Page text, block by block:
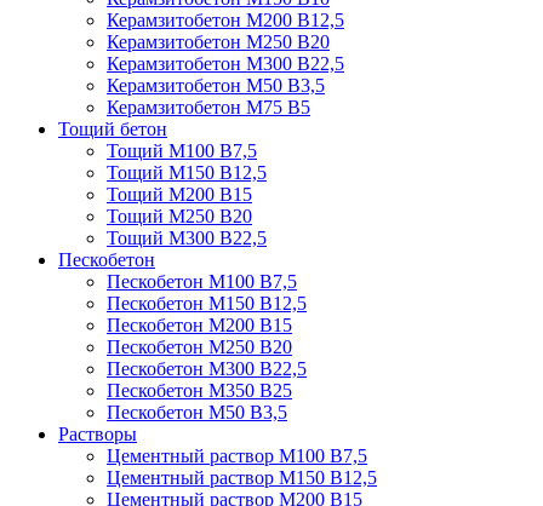
Керамзитобетон М200 В12,5
Керамзитобетон М250 В20
Керамзитобетон М300 В22,5
Керамзитобетон М50 В3,5
Керамзитобетон М75 В5
Тощий бетон
Тощий М100 В7,5
Тощий М150 В12,5
Тощий М200 В15
Тощий М250 В20
Тощий М300 В22,5
Пескобетон
Пескобетон М100 В7,5
Пескобетон М150 В12,5
Пескобетон М200 В15
Пескобетон М250 В20
Пескобетон М300 В22,5
Пескобетон М350 В25
Пескобетон М50 В3,5
Растворы
Цементный раствор М100 В7,5
Цементный раствор М150 В12,5
Цементный раствор М200 В15